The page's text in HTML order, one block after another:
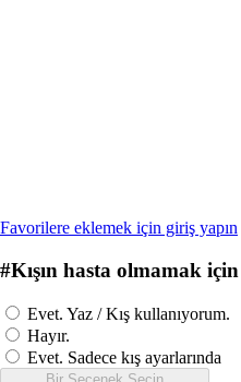
Favorilere eklemek için giriş yapın
#Kışın hasta olmamak
Evet. Yaz / Kış kullanıyorum.
Hayır.
Evet. Sadece kış ayarlarında